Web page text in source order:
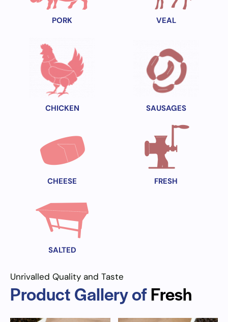
PORK VEAL
CHICKEN SAUSAGES
CHEESE FRESH
SALTED
Unrivalled Quality and Taste
Product Gallery ofFresh